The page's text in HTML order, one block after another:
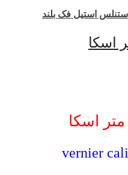
استیل فک بلند
اسکا
اسکا
vernier